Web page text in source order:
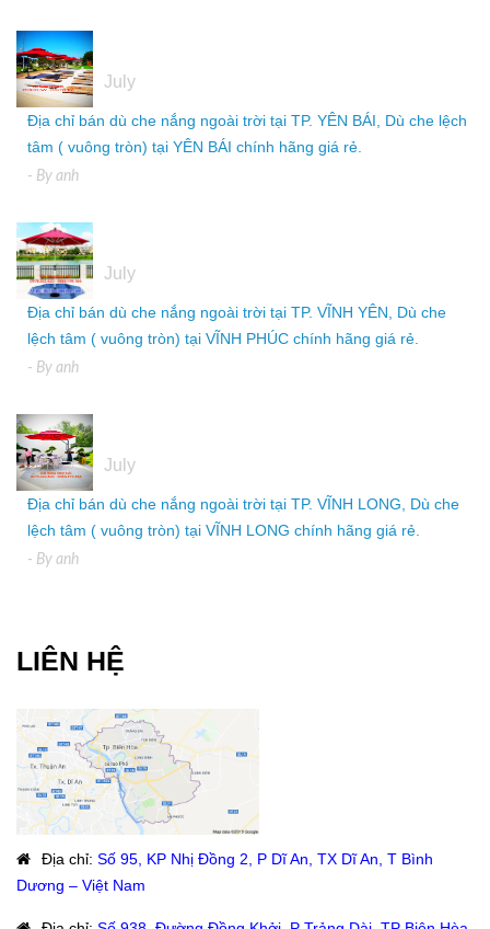
July
Địa chỉ bán dù che nắng ngoài trời tại TP. YÊN BÁI, Dù che lệch
tâm ( vuông tròn) tại YÊN BÁI chính hãng giá rẻ.
- By anh
July
Địa chỉ bán dù che nắng ngoài trời tại TP. VĨNH YÊN, Dù che
lệch tâm ( vuông tròn) tại VĨNH PHÚC chính hãng giá rẻ.
- By anh
July
Địa chỉ bán dù che nắng ngoài trời tại TP. VĨNH LONG, Dù che
lệch tâm ( vuông tròn) tại VĨNH LONG chính hãng giá rẻ.
- By anh
LIÊN HỆ
Địa chỉ: Số 95, KP Nhị Đồng 2, P Dĩ An, TX Dĩ An, T Bình
Dương – Việt Nam